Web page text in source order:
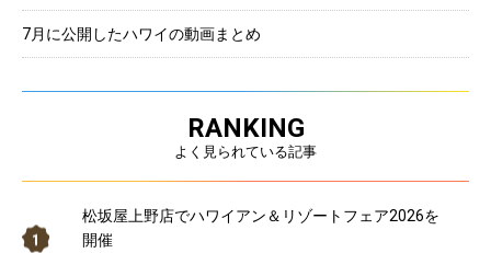
7月に公開したハワイの動画まとめ
RANKING
よく見られている記事
松坂屋上野店でハワイアン＆リゾートフェア2026を
開催